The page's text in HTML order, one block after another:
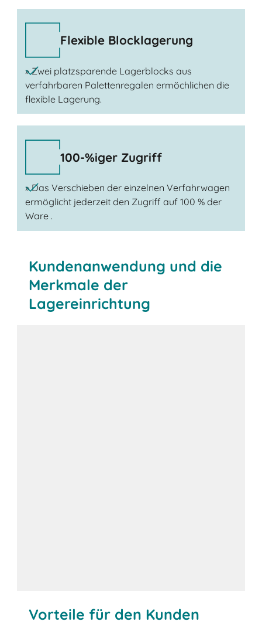
Flexible Blocklagerung
» Zwei platzsparende Lagerblocks aus
verfahrbaren Palettenregalen ermöchlichen die
flexible Lagerung.
100-%iger Zugriff
» Das Verschieben der einzelnen Verfahrwagen
ermöglicht jederzeit den Zugriff auf 100 % der
Ware .
Kundenanwendung und die
Merkmale der
Lagereinrichtung
Vorteile für den Kunden